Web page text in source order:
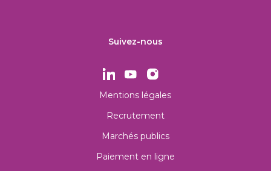
Suivez-nous
Mentions légales
Recrutement
Marchés publics
Paiement en ligne